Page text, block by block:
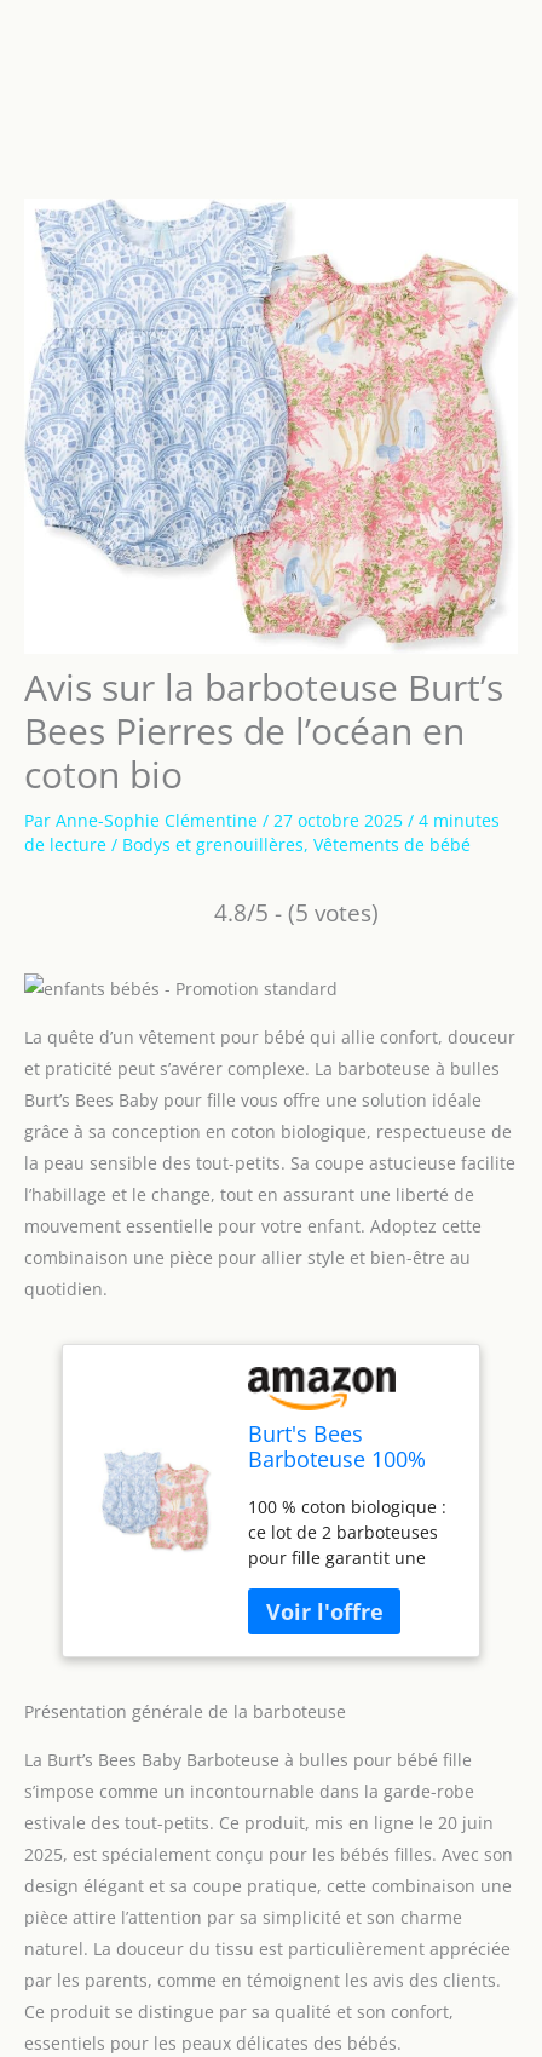
Avis sur la barboteuse Burt’s
Bees Pierres de l’océan en
coton bio
Par Anne-Sophie Clémentine / 27 octobre 2025 / 4 minutes
de lecture / Bodys et grenouillères, Vêtements de bébé
4.8/5 - (5 votes)
La quête d’un vêtement pour bébé qui allie confort, douceur
et praticité peut s’avérer complexe. La barboteuse à bulles
Burt’s Bees Baby pour fille vous offre une solution idéale
grâce à sa conception en coton biologique, respectueuse de
la peau sensible des tout-petits. Sa coupe astucieuse facilite
l’habillage et le change, tout en assurant une liberté de
mouvement essentielle pour votre enfant. Adoptez cette
combinaison une pièce pour allier style et bien-être au
quotidien.
Burt's Bees
Barboteuse 100%
et fille, Pierres de
l'océan, 0-3 Meses
100 % coton biologique :
ce lot de 2 barboteuses
pour fille garantit une
confortable contre la
peau délicate de votre
bébé. Ces vêtements
respirant, l'article d'été
doivent avoir. Design
moderne et pratique :
notre barboteuse dispose
d'un joli design élégant
parfait pour les abeilles
et dispose d'une
ouverture à trou de
serrure à l'arrière pour
s'habiller sans tracas.
Fermetures à pression
faciles à utiliser sur la
ligne des couches pour
Présentation générale de la barboteuse
La Burt’s Bees Baby Barboteuse à bulles pour bébé fille
s’impose comme un incontournable dans la garde-robe
estivale des tout-petits. Ce produit, mis en ligne le 20 juin
2025, est spécialement conçu pour les bébés filles. Avec son
design élégant et sa coupe pratique, cette combinaison une
pièce attire l’attention par sa simplicité et son charme
naturel. La douceur du tissu est particulièrement appréciée
par les parents, comme en témoignent les avis des clients.
Ce produit se distingue par sa qualité et son confort,
essentiels pour les peaux délicates des bébés.